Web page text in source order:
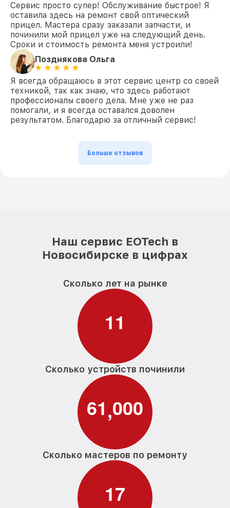
Сервис просто супер! Обслуживание быстрое! Я
оставила здесь на ремонт свой оптический
прицел. Мастера сразу заказали запчасти, и
починили мой прицел уже на следующий день.
Сроки и стоимость ремонта меня устроили!
Позднякова Ольга
Я всегда обращаюсь в этот сервис центр со своей
техникой, так как знаю, что здесь работают
профессионалы своего дела. Мне уже не раз
помогали, и я всегда оставался доволен
результатом. Благодарю за отличный сервис!
Больше отзывов
Наш сервис EOTech в
Новосибирске в цифрах
Сколько лет на рынке
11
Сколько устройств починили
61,000
Сколько мастеров по ремонту
17